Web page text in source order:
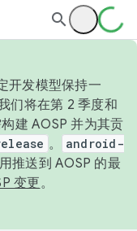
开发模型保持一
们将在第 2 季度和
建 AOSP 并为其贡
。
android-
推送到 AOSP 的最
变更。